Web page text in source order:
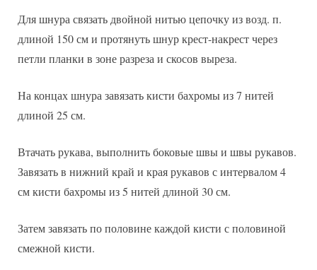
Для шнура связать двойной нитью цепочку из возд. п.
длиной 150 см и протянуть шнур крест-накрест через
петли планки в зоне разреза и скосов выреза.
На концах шнура завязать кисти бахромы из 7 нитей
длиной 25 см.
Втачать рукава, выполнить боковые швы и швы рукавов.
Завязать в нижний край и края рукавов с интервалом 4
см кисти бахромы из 5 нитей длиной 30 см.
Затем завязать по половине каждой кисти с половиной
смежной кисти.